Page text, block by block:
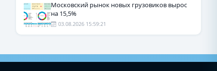
Московский рынок новых грузовиков вырос
на 15,5%
03.08.2026 15:59:21